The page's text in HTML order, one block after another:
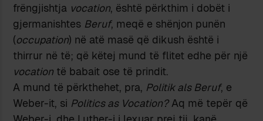
frëngjishtja vocation, është përkthim i dobët i
gjermanishtes Beruf, meqë e shënjon punën
(occupation) në atë masë që dikush është i
thirrur në të; që këtej mund të flitet edhe për një
vocation të babait ose të prindit.
A mund të përkthehet, pra, Politik als Beruf, e
Weber-it, si Politics as Vocation?Aq më tepër që